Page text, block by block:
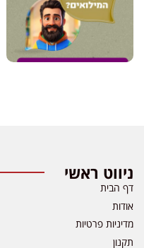
ניווט ראשי
דף הבית
אודות
מדיניות פרטיות
תקנון